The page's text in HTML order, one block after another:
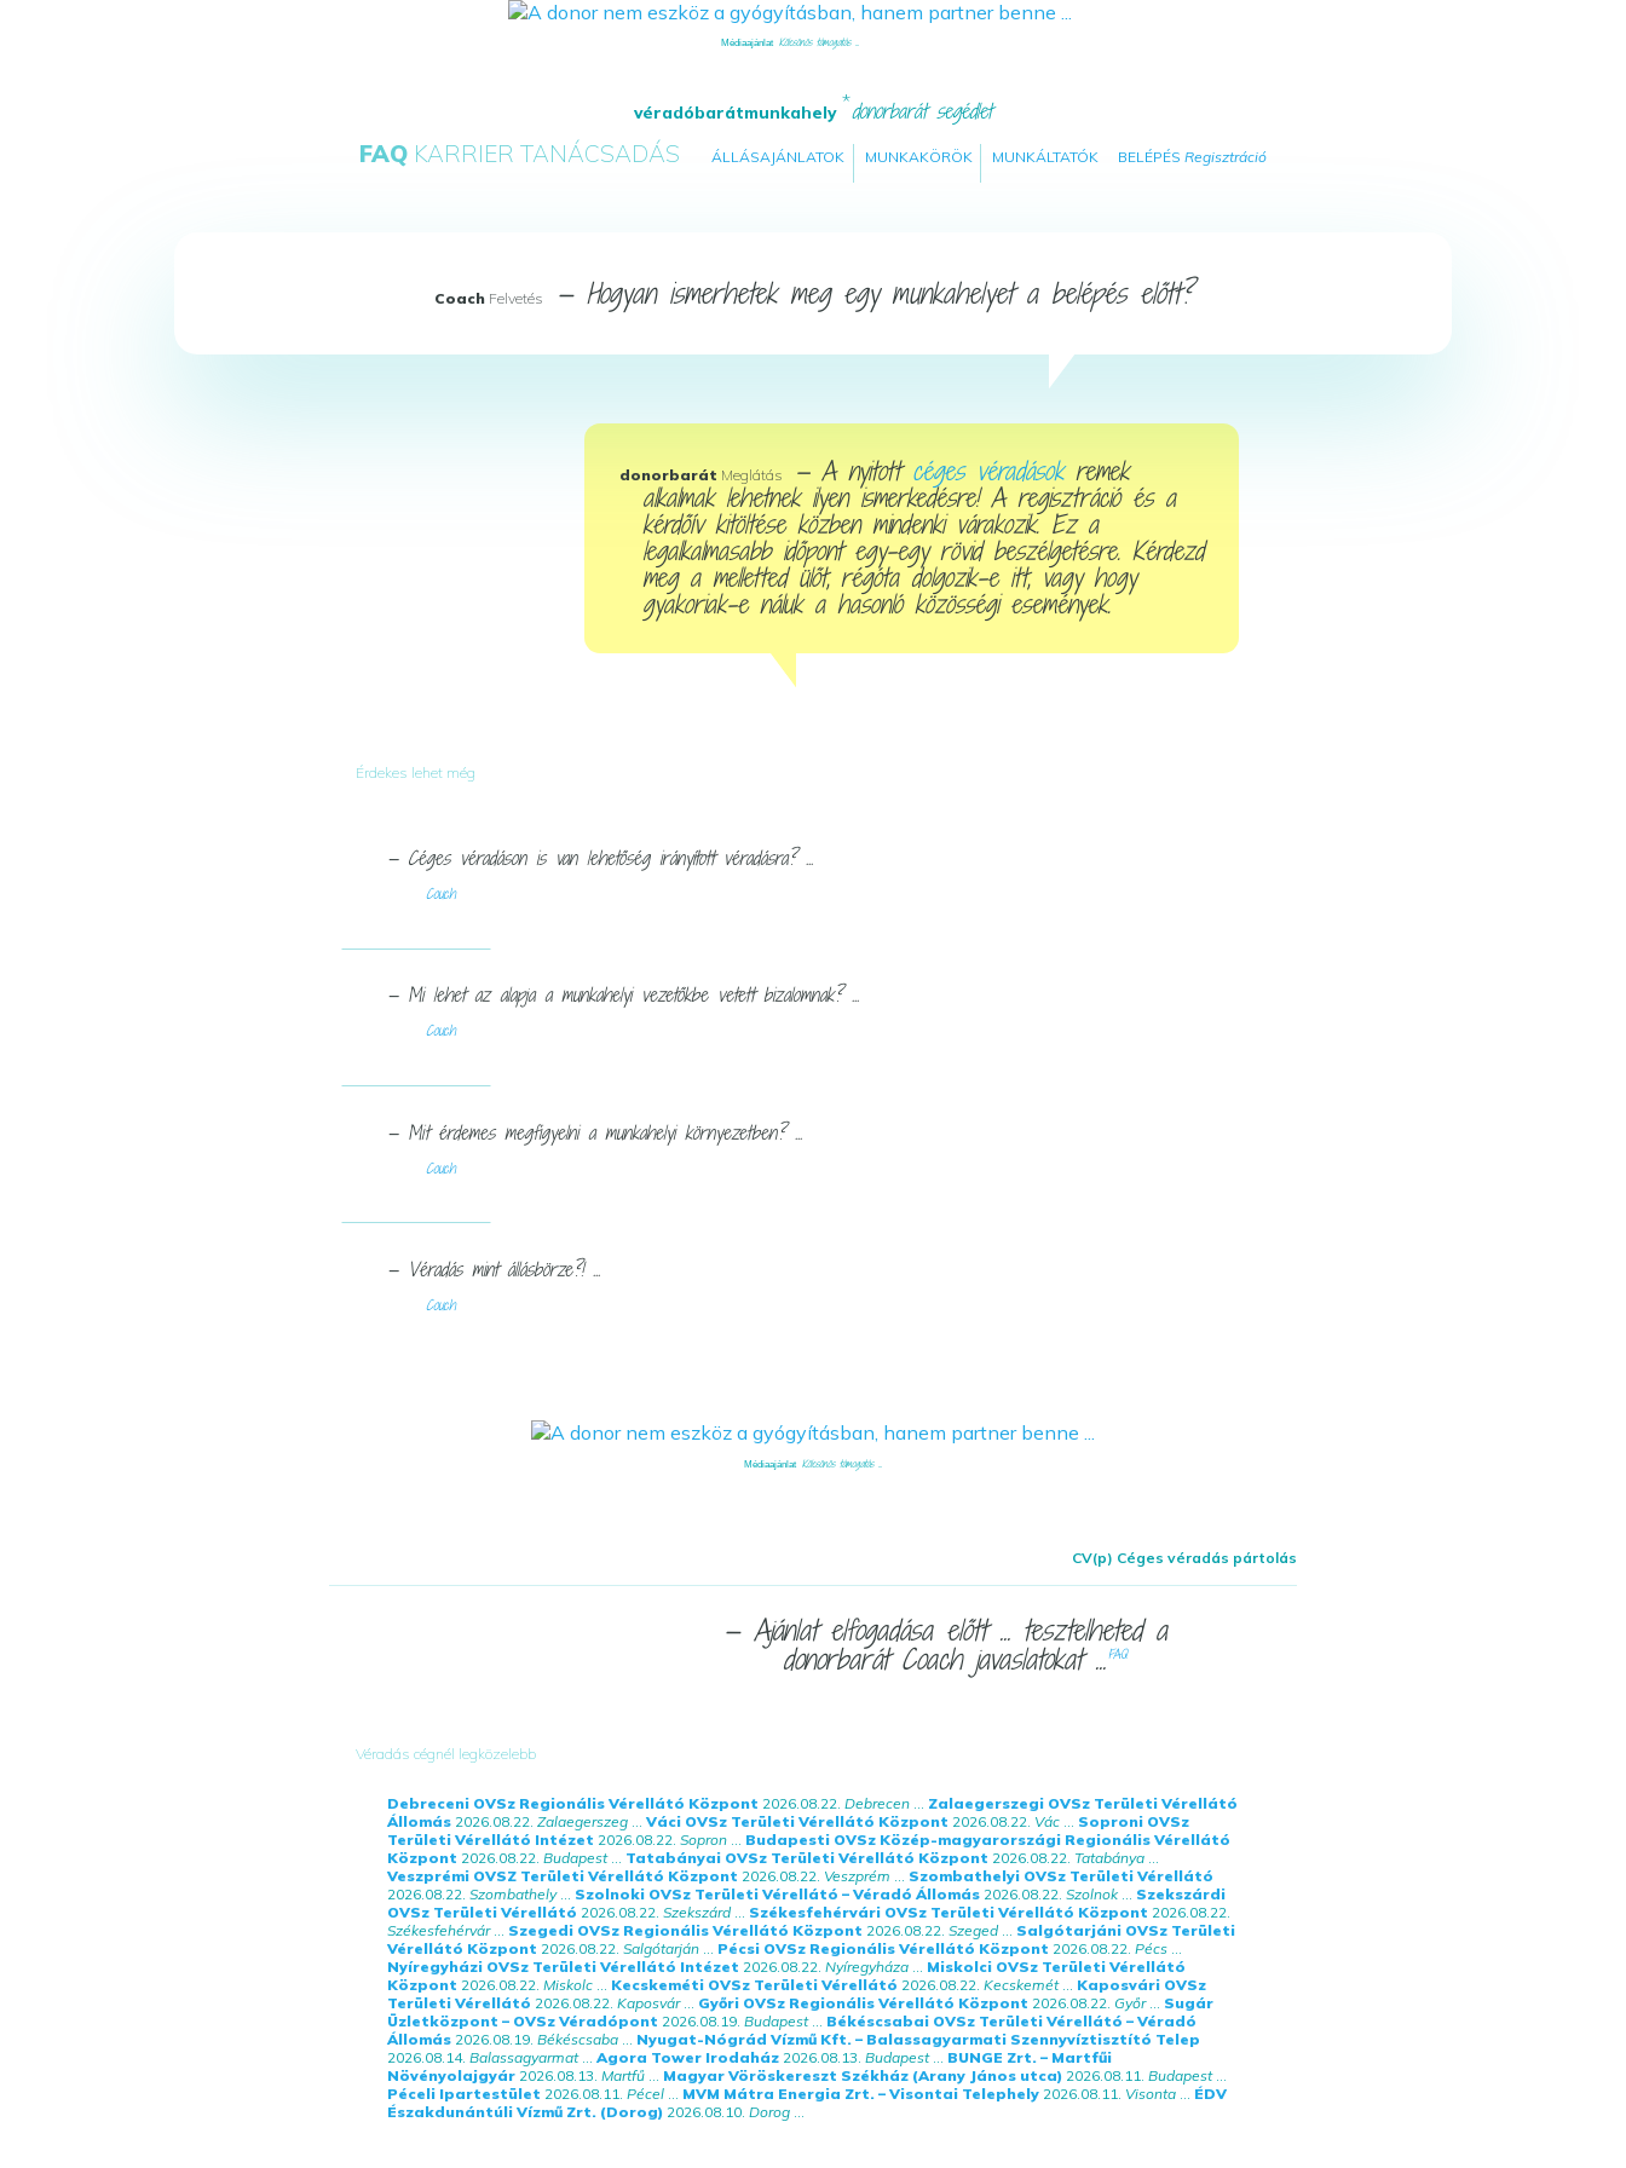
Médiaajánlat Kölcsönös támogatás ...
véradóbarátmunkahely donorbarát segédlet
FAQKARRIER TANÁCSADÁS ÁLLÁSAJÁNLATOK MUNKAKÖRÖK MUNKÁLTATÓK BELÉPÉS Regisztráció
CoachFelvetés — Hogyan ismerhetek meg egy munkahelyet a belépés előtt?
donorbarát Meglátás — A nyitott céges véradásokremek
alkalmak lehetnek ilyen ismerkedésre! A regisztráció és a
kérdőív kitöltése közben mindenki várakozik. Ez a
legalkalmasabb időpont egy-egy rövid beszélgetésre. Kérdezd
meg a melletted ülőt, régóta dolgozik-e itt, vagy hogy
gyakoriak-e náluk a hasonló közösségi események.
Érdekes lehet még
— Céges véradáson is van lehetőség irányított véradásra? ...
Couch
— Mi lehet az alapja a munkahelyi vezetőkbe vetett bizalomnak? ...
Couch
— Mit érdemes megfigyelni a munkahelyi környezetben? ...
Couch
— Véradás mint állásbörze?! ...
Couch
Médiaajánlat Kölcsönös támogatás ...
CV(p) Céges véradás pártolás
— Ajánlat elfogadása előtt ... tesztelheted a
donorbarát Coach javaslatokat ...FAQ
Véradás cégnél legközelebb
Debreceni OVSz Regionális Vérellátó Központ 2026.08.22. Debrecen... Zalaegerszegi OVSz Területi Vérellátó
Állomás 2026.08.22. Zalaegerszeg... Váci OVSz Területi Vérellátó Központ 2026.08.22. Vác... Soproni OVSz
Területi Vérellátó Intézet 2026.08.22. Sopron... Budapesti OVSz Közép-magyarországi Regionális Vérellátó
Központ 2026.08.22. Budapest... Tatabányai OVSz Területi Vérellátó Központ 2026.08.22. Tatabánya...
Veszprémi OVSZ Területi Vérellátó Központ 2026.08.22. Veszprém ... Szombathelyi OVSz Területi Vérellátó
2026.08.22. Szombathely... Szolnoki OVSz Területi Vérellátó – Véradó Állomás 2026.08.22. Szolnok... Szekszárdi
OVSz Területi Vérellátó 2026.08.22. Szekszárd... Székesfehérvári OVSz Területi Vérellátó Központ 2026.08.22.
Székesfehérvár... Szegedi OVSz Regionális Vérellátó Központ 2026.08.22. Szeged... Salgótarjáni OVSz Területi
Vérellátó Központ 2026.08.22. Salgótarján... Pécsi OVSz Regionális Vérellátó Központ 2026.08.22. Pécs...
Nyíregyházi OVSz Területi Vérellátó Intézet 2026.08.22. Nyíregyháza... Miskolci OVSz Területi Vérellátó
Központ 2026.08.22. Miskolc... Kecskeméti OVSz Területi Vérellátó 2026.08.22. Kecskemét... Kaposvári OVSz
Területi Vérellátó 2026.08.22. Kaposvár... Győri OVSz Regionális Vérellátó Központ 2026.08.22. Győr... Sugár
Üzletközpont – OVSz Véradópont 2026.08.19. Budapest... Békéscsabai OVSz Területi Vérellátó – Véradó
Állomás 2026.08.19. Békéscsaba... Nyugat-Nógrád Vízmű Kft. – Balassagyarmati Szennyvíztisztító Telep
2026.08.14. Balassagyarmat... Agora Tower Irodaház 2026.08.13. Budapest... BUNGE Zrt. – Martfűi
Növényolajgyár 2026.08.13. Martfű... Magyar Vöröskereszt Székház (Arany János utca) 2026.08.11. Budapest...
Péceli Ipartestület 2026.08.11. Pécel... MVM Mátra Energia Zrt. – Visontai Telephely 2026.08.11. Visonta... ÉDV
Északdunántúli Vízmű Zrt. (Dorog) 2026.08.10. Dorog...